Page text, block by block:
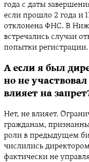
года с даты
если прошло 2 года и
отклонена ФНС. В
встречались случаи
попытки регистрации.
А если я был
но не
влияет на
Нет, не влияет.
гражданам,
роли в предыдущем
числились
фактически не